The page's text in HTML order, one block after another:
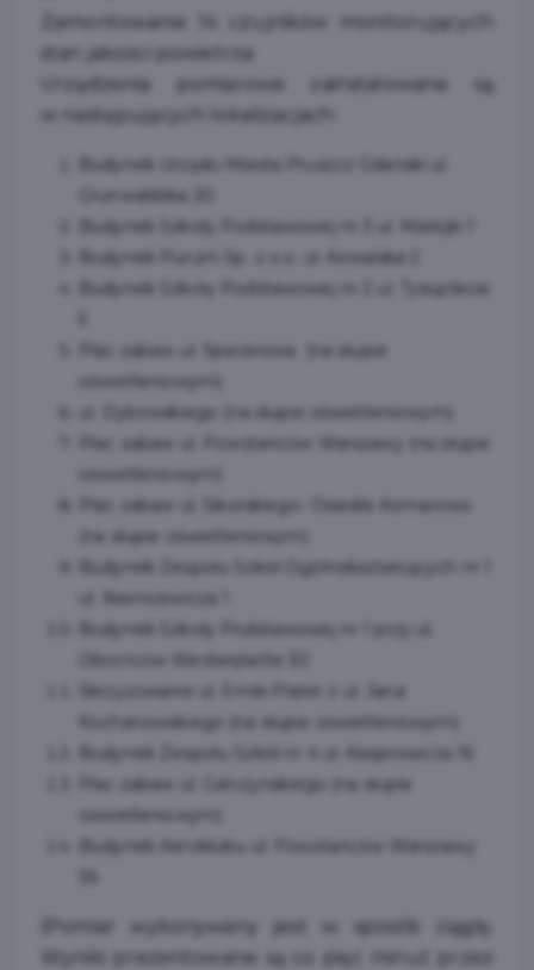
Zamontowanie 14 czujników monitorujących
stan jakości powietrza.
Urządzenia pomiarowe zainstalowane są
w następujących lokalizacjach:
Budynek Urzędu Miasta Pruszcz Gdański ul.
Grunwaldzka 20
Budynek Szkoły Podstawowej nr 3 ul. Matejki 1
Budynek Purum Sp. z o.o. ul. Kowalska 2
Budynek Szkoły Podstawowej nr 2 ul. Tysiąclecia
Plac zabaw ul. Spacerowa (na słupie
oświetleniowym)
ul. Dybowskiego (na słupie oświetleniowym)
Plac zabaw ul. Powstańców Warszawy (na słupie
oświetleniowym)
Plac zabaw ul. Sikorskiego- Osiedle Komarowo
(na słupie oświetleniowym)
Budynek Zespołu Szkół Ogólnokształcących nr 1
ul. Niemcewicza 1
Budynek Szkoły Podstawowej nr 1 przy ul.
Obrońców Westerplatte 30
Skrzyżowanie ul. Emilii Plater z ul. Jana
Kochanowskiego (na słupie oświetleniowym)
Budynek Zespołu Szkół nr 4 ul. Kasprowicza 16
Plac zabaw ul. Gałczyńskiego (na słupie
oświetleniowym)
Budynek Aeroklubu ul. Powstańców Warszawy
(Pomiar wykonywany jest w sposób ciągły.
Wyniki prezentowane są co pięć minut przez